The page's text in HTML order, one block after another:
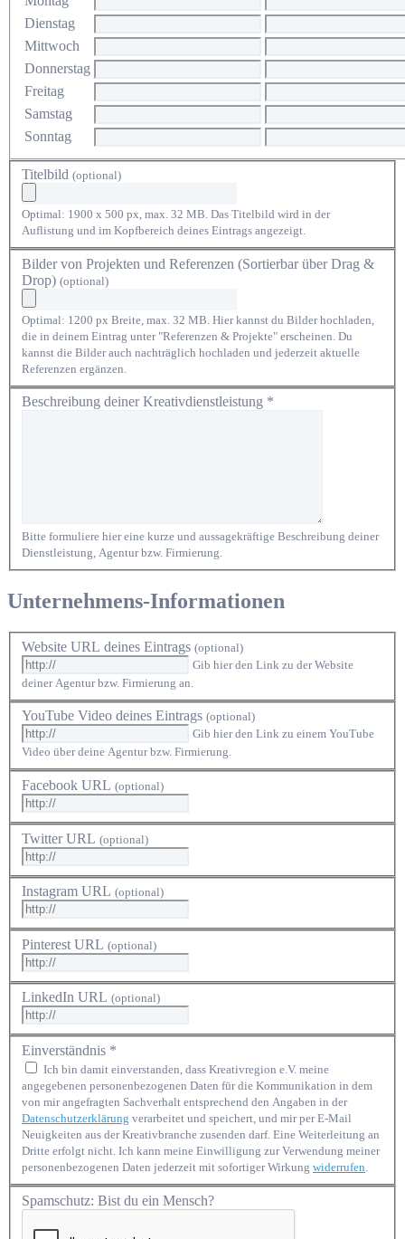
Dienstag
Mittwoch
Donnerstag
Freitag
Samstag
Sonntag
Titelbild (optional)
Optimal: 1900 x 500 px, max. 32 MB. Das Titelbild wird in der
Auflistung und im Kopfbereich deines Eintrags angezeigt.
Bilder von Projekten und Referenzen (Sortierbar über Drag &
Drop) (optional)
Optimal: 1200 px Breite, max. 32 MB. Hier kannst du Bilder hochladen,
die in deinem Eintrag unter "Referenzen & Projekte" erscheinen. Du
kannst die Bilder auch nachträglich hochladen und jederzeit aktuelle
Referenzen ergänzen.
Beschreibung deiner Kreativdienstleistung *
Bitte formuliere hier eine kurze und aussagekräftige Beschreibung deiner
Dienstleistung, Agentur bzw. Firmierung.
Unternehmens-Informationen
Website URL deines Eintrags (optional)
Gib hier den Link zu der Website
deiner Agentur bzw. Firmierung an.
YouTube Video deines Eintrags (optional)
Gib hier den Link zu einem YouTube
Video über deine Agentur bzw. Firmierung.
Facebook URL (optional)
Twitter URL (optional)
Instagram URL (optional)
Pinterest URL (optional)
LinkedIn URL (optional)
Einverständnis *
Ich bin damit einverstanden, dass Kreativregion e.V. meine
angegebenen personenbezogenen Daten für die Kommunikation in dem
von mir angefragten Sachverhalt entsprechend den Angaben in der
Datenschutzerklärung verarbeitet und speichert, und mir per E-Mail
Neuigkeiten aus der Kreativbranche zusenden darf. Eine Weiterleitung an
Dritte erfolgt nicht. Ich kann meine Einwilligung zur Verwendung meiner
personenbezogenen Daten jederzeit mit sofortiger Wirkung widerrufen
Spamschutz: Bist du ein Mensch?